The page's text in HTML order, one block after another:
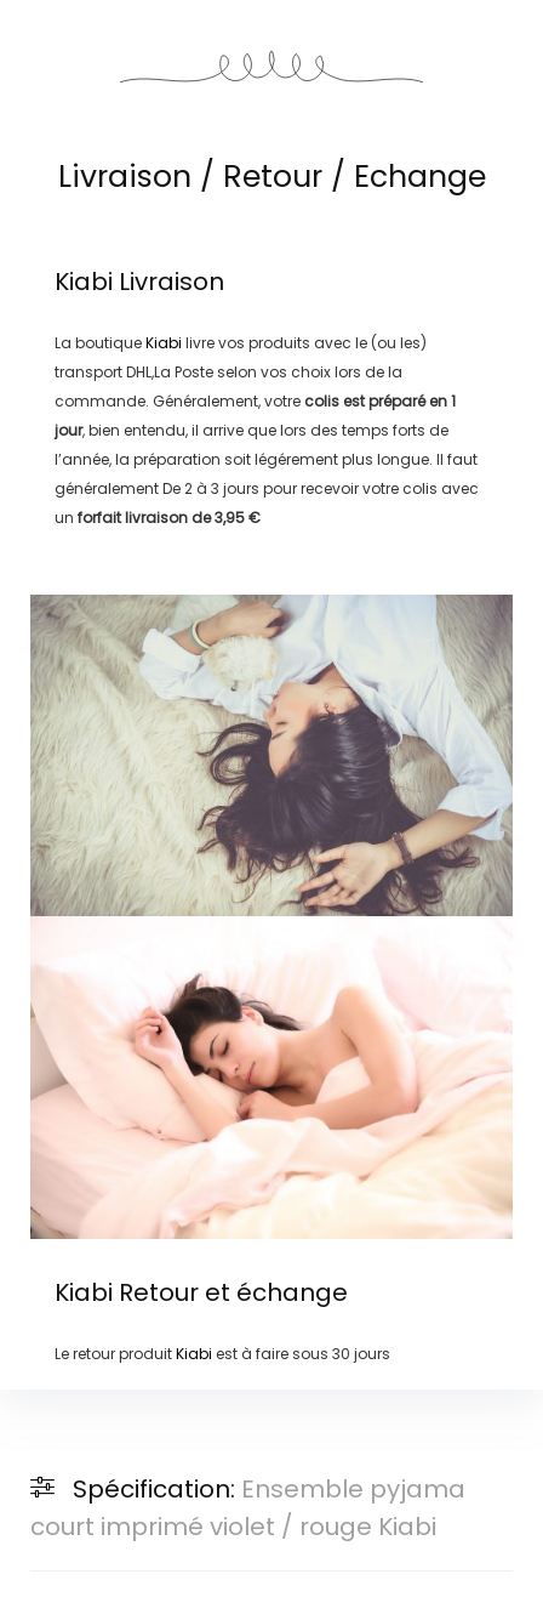
Livraison / Retour / Echange
Kiabi Livraison
La boutiqueKiabi livre vos produits avec le (ou les)
transportDHL,La Posteselon vos choix lors de la
commande. Généralement, votre colis est préparé en1
jour, bien entendu, il arrive que lors des temps forts de
l’année, la préparation soit légérement plus longue. Il faut
généralementDe 2 à 3 jours pour recevoir votre colis avec
un forfait livraison de3,95 €
Kiabi Retour et échange
Le retour produitKiabi est à faire sous 30 jours
Spécification: Ensemble pyjama
court imprimé violet / rouge Kiabi